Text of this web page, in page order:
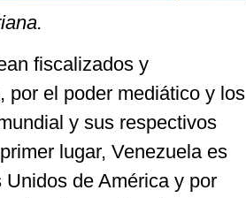
fiscalizados y
por el poder mediático y los
y sus respectivos
lugar, Venezuela es
de América y por